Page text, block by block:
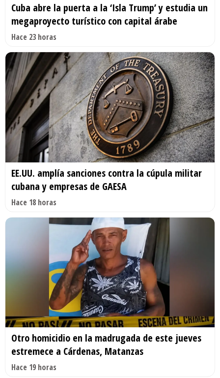
Cuba abre la puerta a la ‘Isla Trump’ y estudia un
megaproyecto turístico con capital árabe
Hace 23 horas
EE.UU. amplía sanciones contra la cúpula militar
cubana y empresas de GAESA
Hace 18 horas
Otro homicidio en la madrugada de este jueves
estremece a Cárdenas, Matanzas
Hace 19 horas